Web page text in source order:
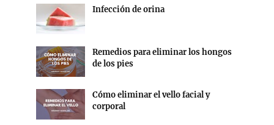
Infección de orina
Remedios para eliminar los hongos
de los pies
Cómo eliminar el vello facial y
corporal